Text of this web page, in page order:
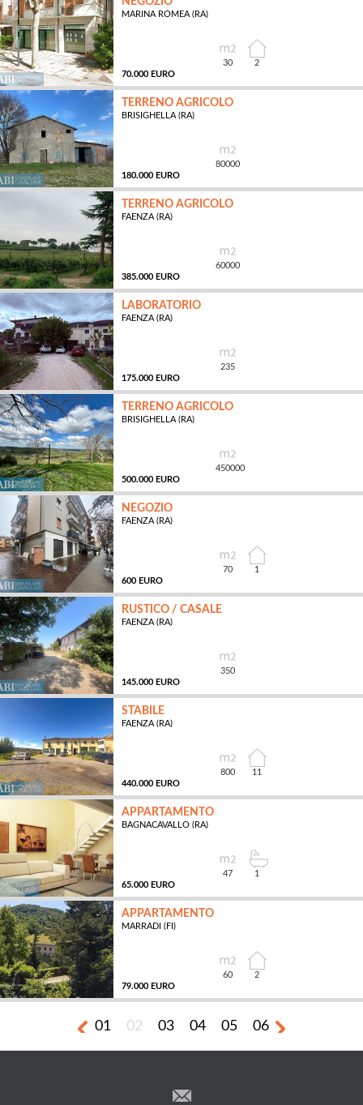
MARINA ROMEA (RA)
70.000 EURO
30 2
TERRENO AGRICOLO
BRISIGHELLA (RA)
180.000 EURO
80000
TERRENO AGRICOLO
FAENZA (RA)
385.000 EURO
60000
LABORATORIO
FAENZA (RA)
175.000 EURO
235
TERRENO AGRICOLO
BRISIGHELLA (RA)
500.000 EURO
450000
NEGOZIO
FAENZA (RA)
600 EURO
70 1
RUSTICO / CASALE
FAENZA (RA)
145.000 EURO
350
STABILE
FAENZA (RA)
440.000 EURO
800 11
APPARTAMENTO
BAGNACAVALLO (RA)
65.000 EURO
47 1
APPARTAMENTO
MARRADI (FI)
79.000 EURO
60 2
01 02 03 04 05 06